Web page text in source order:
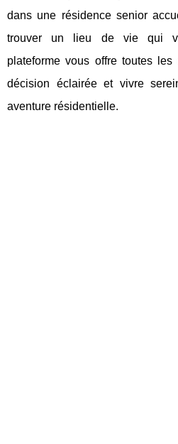
dans une résidence senior
trouver un lieu de vie qui
plateforme vous offre toutes
décision éclairée et vivre
aventure résidentielle.